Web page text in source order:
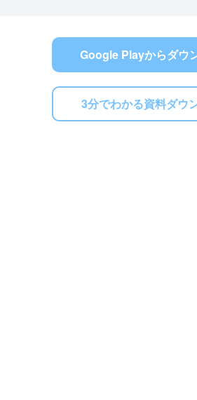
Google Playからダウ
3分でわかる資料ダウ